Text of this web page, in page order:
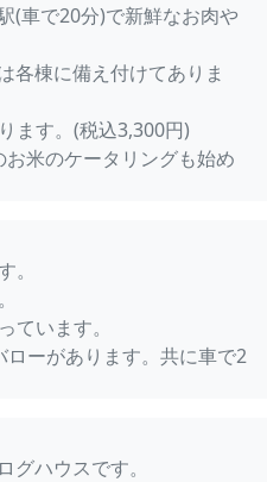
(車で20分)で新鮮なお肉や
各棟に備え付けてありま
ます。(税込3,300円)
米のケータリングも始め
ています。
ーがあります。共に車で2
ハウスです。